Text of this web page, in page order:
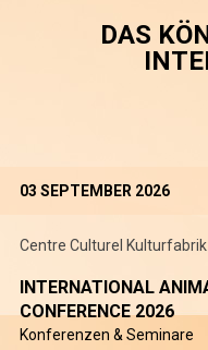
DAS
03 SEPTEMBER 2026
Centre Culturel Kulturfabrik
INTERNATIONAL
CONFERENCE 2026
Konferenzen & Seminare